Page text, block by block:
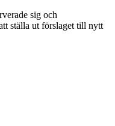
sig och
ställa ut förslaget till nytt